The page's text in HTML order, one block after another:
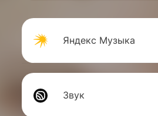
Яндекс Музыка
Звук